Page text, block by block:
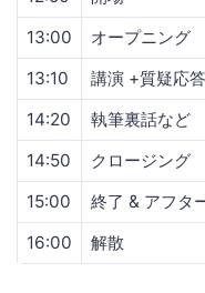
13:00
オープニング
13:10
講演 +質疑応答
14:20
執筆裏話など
14:50
クロージング
15:00
終了 & アフタ
16:00
解散